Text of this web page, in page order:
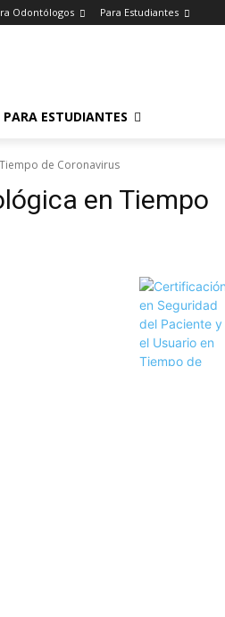
Odontólogos Para Estudiantes
PARA ESTUDIANTES
de Coronavirus
en Tiempo